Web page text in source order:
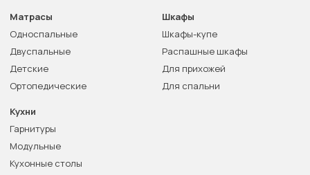
Матрасы
Односпальные
Двуспальные
Детские
Ортопедические
Шкафы
Шкафы-купе
Распашные шкафы
Для прихожей
Для спальни
Кухни
Гарнитуры
Модульные
Кухонные столы